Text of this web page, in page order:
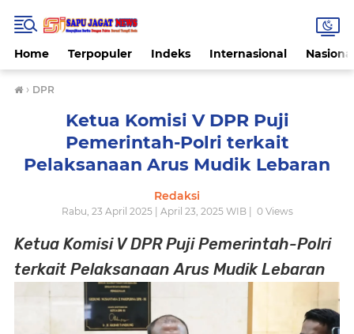
Home Terpopuler Indeks Internasional
› DPR
Ketua Komisi V DPR Puji
Pemerintah-Polri terkait
Pelaksanaan Arus Mudik Lebaran
Redaksi
Rabu, 23 April 2025 | April 23, 2025 WIB | 0Views
Ketua Komisi V DPR Puji Pemerintah-Polri
terkait Pelaksanaan Arus Mudik Lebaran